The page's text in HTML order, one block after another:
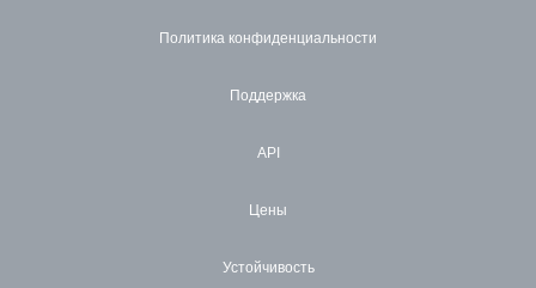
Политика конфиденциальности
Поддержка
API
Цены
Устойчивость